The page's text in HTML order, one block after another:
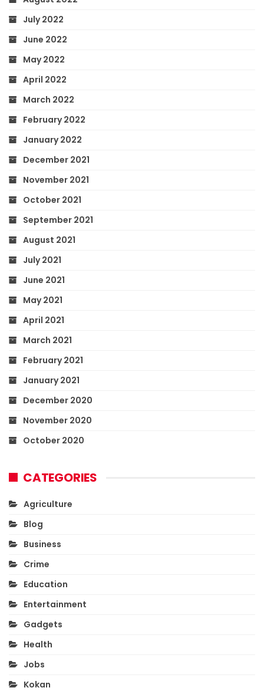
July 2022
June 2022
May 2022
April 2022
March 2022
February 2022
January 2022
December 2021
November 2021
October 2021
September 2021
August 2021
July 2021
June 2021
May 2021
April 2021
March 2021
February 2021
January 2021
December 2020
November 2020
October 2020
CATEGORIES
Agriculture
Blog
Business
Crime
Education
Entertainment
Gadgets
Health
Jobs
Kokan